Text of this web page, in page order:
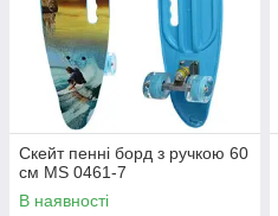
Скейт пенні борд з ручкою 60
см MS 0461-7
В наявності